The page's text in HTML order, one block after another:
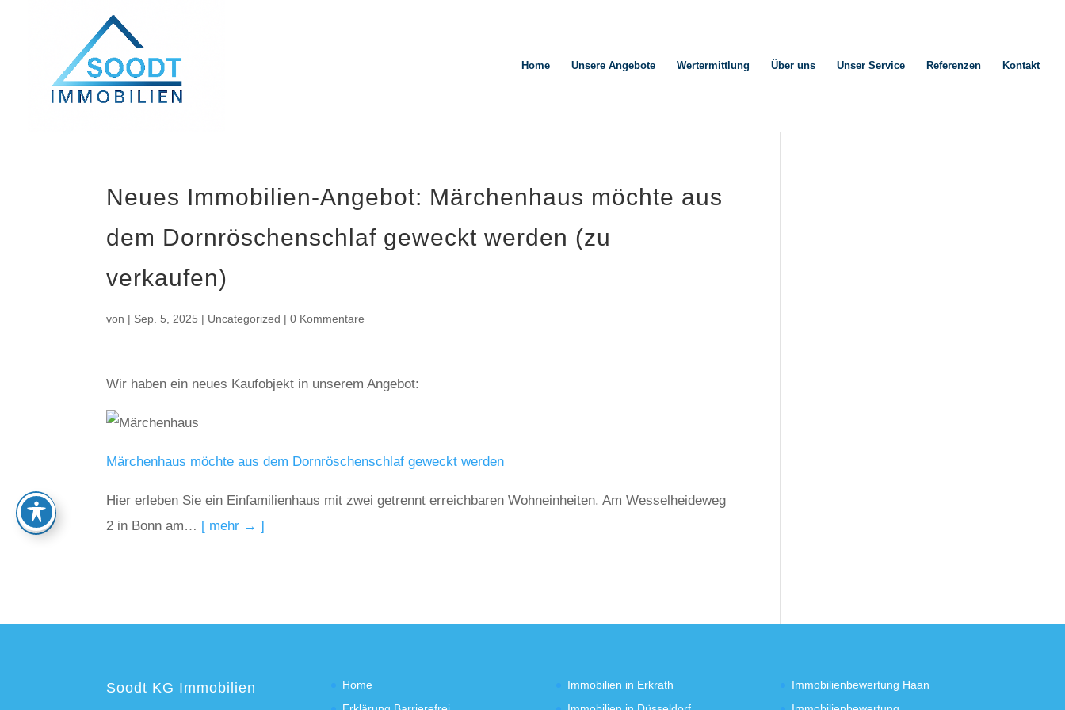
Home Unsere Angebote Wertermittlung Über uns Unser Service Referenzen Kontakt
Neues Immobilien-Angebot: Märchenhaus möchte aus
dem Dornröschenschlaf geweckt werden (zu
verkaufen)
von | Sep. 5, 2025 | Uncategorized |0 Kommentare
Wir haben ein neues Kaufobjekt in unserem Angebot:
Märchenhaus möchte aus dem Dornröschenschlaf geweckt werden
Hier erleben Sie ein Einfamilienhaus mit zwei getrennt erreichbaren Wohneinheiten. Am Wesselheideweg
2 in Bonn am… [ mehr → ]
Soodt KG Immobilien
Home
Immobilien in Erkrath
Immobilienbewertung Haan